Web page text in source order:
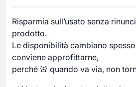
Risparmia sull’usato senza
prodotto.
Le disponibilità cambiano
conviene approfittarne,
perché 🚨 quando va via, non